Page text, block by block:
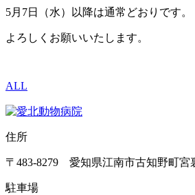
5月7日（水）以降は通常どおりです。
よろしくお願いいたします。
ALL
住所
〒483-8279 愛知県江南市古知野町宮
駐車場